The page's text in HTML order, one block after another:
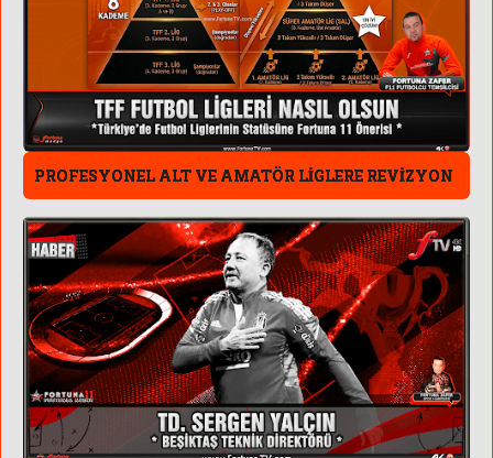
PROFESYONEL ALT VE AMATÖR LİGLERE REVİZYON